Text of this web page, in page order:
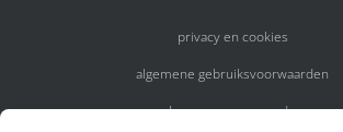
privacy en cookies
algemene gebruiksvoorwaarden
algemene voorwaarden